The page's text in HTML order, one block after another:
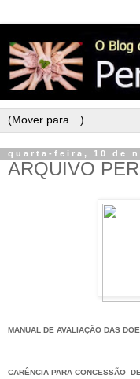
quarta-feira, 10 de
ARQUIVO
MANUAL DE AVALIAÇÃO DAS
CARÊNCIA PARA CONCESSÃO